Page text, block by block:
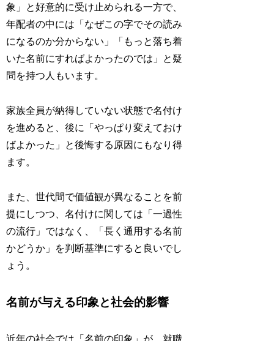
象」と好意的に受け止められる一方で、
年配者の中には「なぜこの字でその読み
になるのか分からない」「もっと落ち着
いた名前にすればよかったのでは」と疑
問を持つ人もいます。
家族全員が納得していない状態で名付け
を進めると、後に「やっぱり変えておけ
ばよかった」と後悔する原因にもなり得
ます。
また、世代間で価値観が異なることを前
提にしつつ、名付けに関しては「一過性
の流行」ではなく、「長く通用する名前
かどうか」を判断基準にすると良いでし
ょう。
名前が与える印象と社会的影響
近年の社会では「名前の印象」が、就職